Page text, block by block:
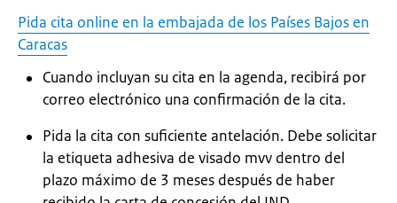
Pida cita online en la embajada de los Países Bajos en
Caracas
Cuando incluyan su cita en la agenda, recibirá por
correo electrónico una confirmación de la cita.
Pida la cita con suficiente antelación. Debe solicitar
la etiqueta adhesiva de visado mvv dentro del
plazo máximo de 3 meses después de haber